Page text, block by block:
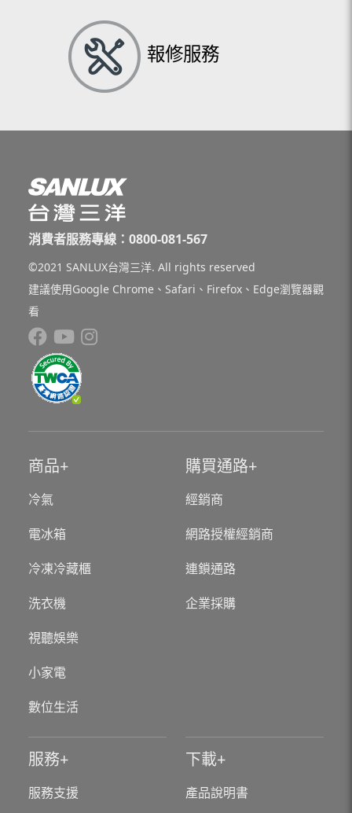
報修服務
消費者服務專線：0800-081-567
©2021 SANLUX台灣三洋. All rights reserved
建議使用Google Chrome、Safari、Firefox、Edge瀏覽器觀
看
商品
冷氣
電冰箱
冷凍冷藏櫃
洗衣機
視聽娛樂
小家電
數位生活
購買通路
經銷商
網路授權經銷商
連鎖通路
企業採購
服務
服務支援
下載
產品說明書